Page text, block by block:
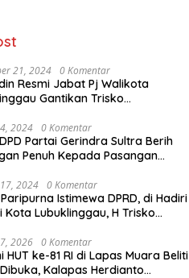
21, 2024 0 Komentar
Resmi Jabat Pj Walikota
Gantikan Trisko
2024 0 Komentar
Partai Gerindra Sultra Berih
Penuh Kepada Pasangan
(HADIR) di Pilkada Konawe 2024
2024 0 Komentar
Istimewa DPRD, di Hadiri
Kota Lubuklinggau, H Trisko
Pidato Kenegaraan
RI Dalam Rangka HUT ke-79
2026 0 Komentar
HUT ke-81 RI di Lapas Muara Beliti
Kalapas Herdianto